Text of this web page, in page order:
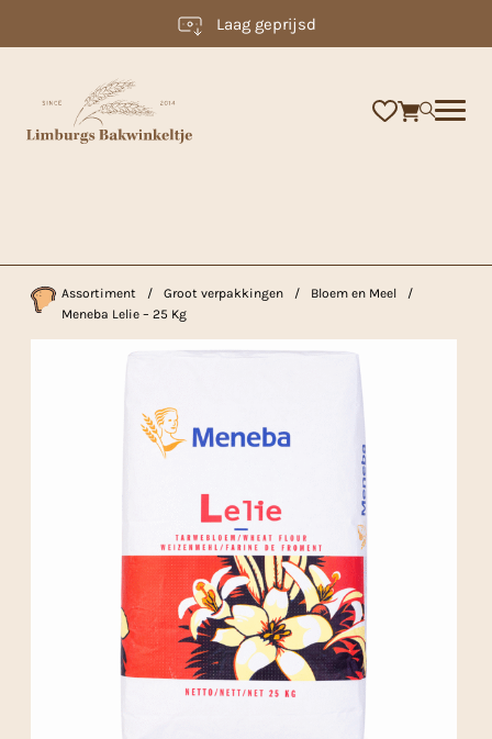
Laag geprijsd
Assortiment / Groot verpakkingen / Bloem en Meel
/
Meneba Lelie – 25 Kg